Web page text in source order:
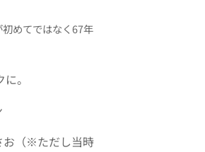
めてではなく67年
。
お（※ただし当時